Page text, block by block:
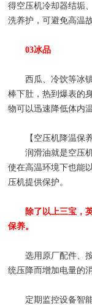
得空压机冷却器结垢
洗养护，可避免高温
03冰品
西瓜、冷饮等冰镇
棒下肚，热到爆表的
物可以迅速降低体内
【空压机降温保养
润滑油就是空压机
使在高温环境下也能
压机提供保护。
除了以上三宝，
保养。
选用原厂配件、按
统压降而增加电量的
定期监控设备智能